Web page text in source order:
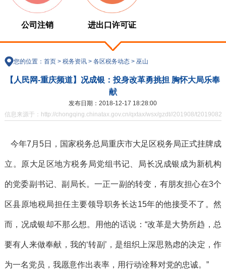
公司注销 进出口许可证
您的位置： 首页> 税务资讯> 各区税务动态> 巫山
【人民网-重庆频道】况成银：投身改革勇挑担 胸怀大局乐奉
献
发布日期：2018-12-17 18:28:00
信息来源于：http://chongqing.chinatax.gov.cn/qxtax/wsx/gzdt//201908/
今年7月5日，国家税务总局重庆市大足区税务局正式挂牌成
立。原大足区地方税务局党组书记、局长况成银成为新机构
的党委副书记、副局长。一正一副的转变，有朋友担心在3个
区县原地税局担任主要领导职务长达15年的他接受不了。然
而，况成银却不那么想。用他的话说：“改革是大势所趋，总
要有人来做奉献，我的‘转副’，是组织上深思熟虑的决定，作
为一名党员，我愿意作出表率，用行动诠释对党的忠诚。”